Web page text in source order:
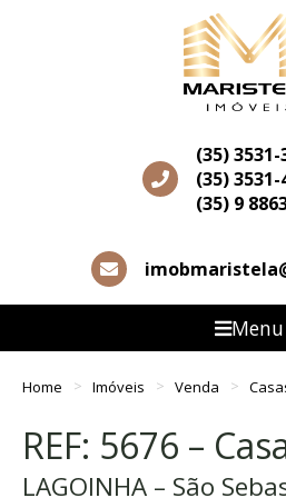
(35) 3531-
(35) 3531-
(35) 9
Menu
Home Imóveis Venda
REF: 5676 –
LAGOINHA – São